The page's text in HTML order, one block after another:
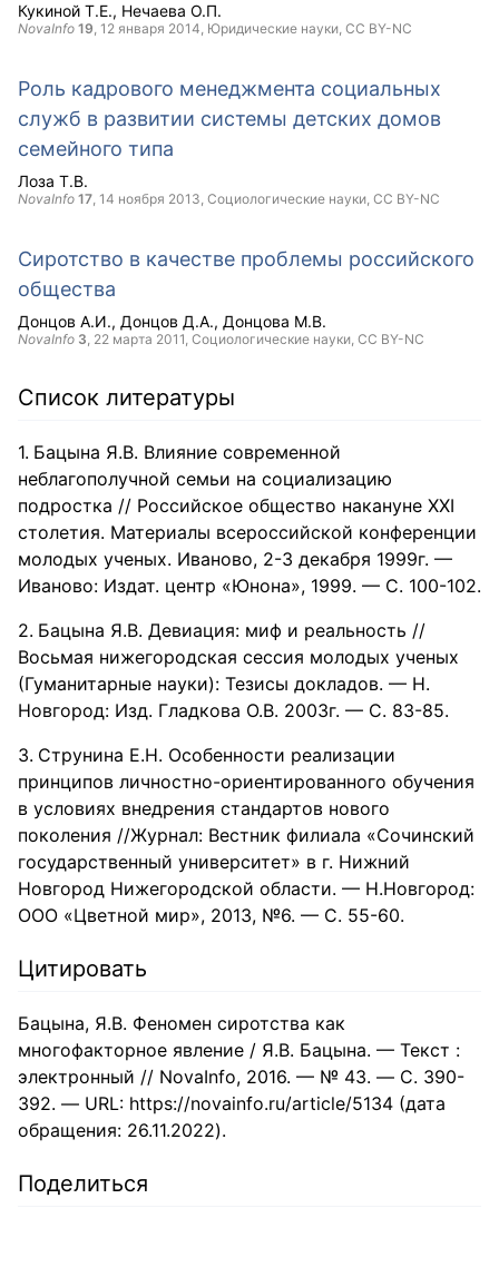
Кукиной Т.Е. Нечаева О.П.
NovaInfo 19, 12 января 2014, Юридические науки, CC BY-NC
Роль кадрового менеджмента социальных
служб в развитии системы детских домов
семейного типа
Лоза Т.В.
NovaInfo 17, 14 ноября 2013, Социологические науки, CC BY-NC
Сиротство в качестве проблемы российского
общества
Донцов А.И. Донцов Д.А. Донцова М.В.
NovaInfo 3, 22 марта 2011, Социологические науки, CC BY-NC
Список литературы
Бацына Я.В. Влияние современной
неблагополучной семьи на социализацию
подростка // Российское общество накануне ХХI
столетия. Материалы всероссийской конференции
молодых ученых. Иваново, 2-3 декабря 1999г. —
Иваново: Издат. центр «Юнона», 1999. — С. 100-102.
Бацына Я.В. Девиация: миф и реальность //
Восьмая нижегородская сессия молодых ученых
(Гуманитарные науки): Тезисы докладов. — Н.
Новгород: Изд. Гладкова О.В. 2003г. — С. 83-85.
Струнина Е.Н. Особенности реализации
принципов личностно-ориентированного обучения
в условиях внедрения стандартов нового
поколения //Журнал: Вестник филиала «Сочинский
государственный университет» в г. Нижний
Новгород Нижегородской области. — Н.Новгород:
ООО «Цветной мир», 2013, №6. — С. 55-60.
Цитировать
Бацына, Я.В. Феномен сиротства как
многофакторное явление / Я.В. Бацына. — Текст :
электронный // NovaInfo, 2016. — № 43. — С. 390-
392. — URL: https://novainfo.ru/article/5134 (дата
обращения: 26.11.2022).
Поделиться